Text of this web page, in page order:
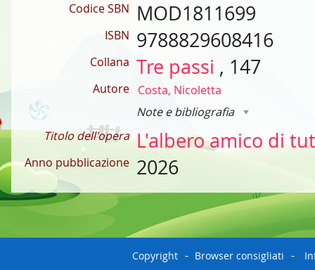
Codice SBN MOD1811699
ISBN 9788829608416
Collana Tre passi , 147
Autore Costa, Nicoletta
Note e bibliografia
Titolo dell'opera L'albero amico di
Anno pubblicazione 2026
Copyright Browser consigliati